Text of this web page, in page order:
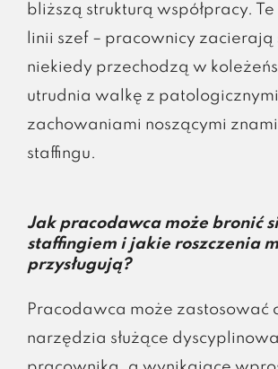
bliższą strukturą współpracy.
linii szef – pracownicy zacierają
niekiedy przechodzą w
utrudnia walkę z patologicznymi
zachowaniami noszącymi
staffingu.
Jak pracodawca może bronić
staffingiem i jakie roszczenia
przysługują?
Pracodawca może zastosować
narzędzia służące